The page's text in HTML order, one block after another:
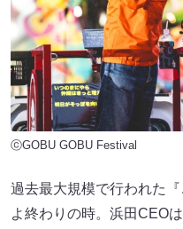
ⓒGOBU GOBU Festival
過去最大規模で行われた
よ終わりの時。浜田CEO